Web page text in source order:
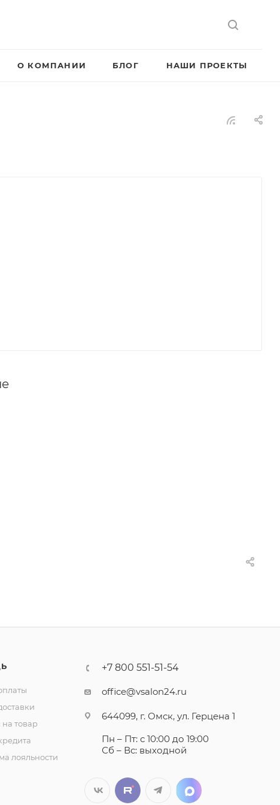
О КОМПАНИИ БЛОГ НАШИ ПРОЕКТЫ
на товар
лояльности
+7 800 551-51-54
office@vsalon24.ru
644099, г. Омск, ул. Герцена 1
Пн – Пт: с 10:00 до 19:00
Сб – Вс: выходной